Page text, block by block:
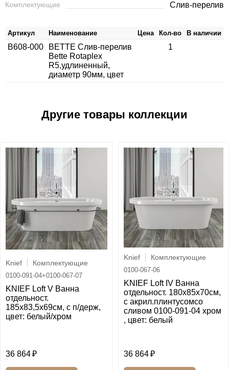
Комплектующие Слив-перелив
Артикул Наименование Цена Кол-во В наличии
B608-000
BETTE Слив-перелив
Bette Rotaplex
R5,удлиненный,
диаметр 90мм, цвет
1
Knief Комплектующие
0100-091-04+0100-067-07
KNIEF Loft V Ванна
отдельност.
185х83,5х69см, c п/держ,
цвет: белый/хром
36 864
Knief Комплектующие
0100-067-06
KNIEF Loft IV Ванна
отдельност. 180х85х70см,
c акрил.плинтусомсо
сливом 0100-091-04 хром
, цвет: белый
36 864